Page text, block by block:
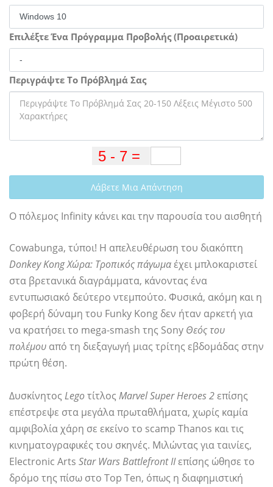
Επιλέξτε Ένα Πρόγραμμα Προβολής (Προαιρετικά)
Περιγράψτε Το Πρόβλημά Σας
Λάβετε Μια Απάντηση
Ο πόλεμος Infinity κάνει και την παρουσία του αισθητή
Cowabunga, τύποι! Η απελευθέρωση του διακόπτη
Donkey Kong Χώρα: Τροπικός πάγωμαέχει μπλοκαριστεί
στα βρετανικά διαγράμματα, κάνοντας ένα
εντυπωσιακό δεύτερο ντεμπούτο. Φυσικά, ακόμη και η
φοβερή δύναμη του Funky Kong δεν ήταν αρκετή για
να κρατήσει το mega-smash της Sony Θεός του
πολέμου από τη διεξαγωγή μιας τρίτης εβδομάδας στην
πρώτη θέση.
Δυσκίνητος Legoτίτλος Marvel Super Heroes 2επίσης
επέστρεψε στα μεγάλα πρωταθλήματα, χωρίς καμία
αμφιβολία χάρη σε εκείνο το scamp Thanos και τις
κινηματογραφικές του σκηνές. Μιλώντας για ταινίες,
Electronic Arts Star Wars Battlefront IIεπίσης ώθησε το
δρόμο της πίσω στο Top Ten, όπως η διαφημιστική